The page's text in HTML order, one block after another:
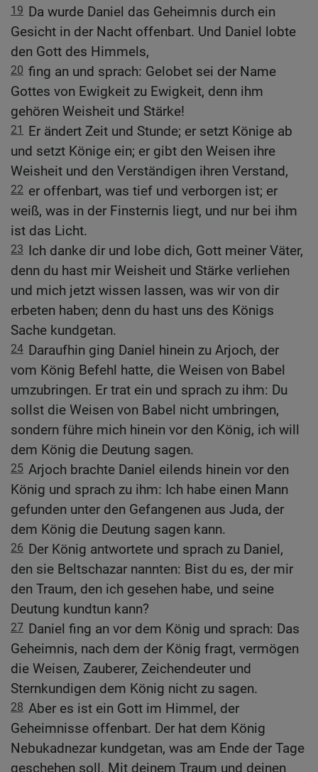
19 Da wurde Daniel das Geheimnis durch ein
Gesicht in der Nacht offenbart. Und Daniel lobte
den Gott des Himmels,
20 fing an und sprach: Gelobet sei der Name
Gottes von Ewigkeit zu Ewigkeit, denn ihm
gehören Weisheit und Stärke!
21
Er ändert Zeit und Stunde; er setzt Könige ab
und setzt Könige ein; er gibt den Weisen ihre
Weisheit und den Verständigen ihren Verstand,
22 er offenbart, was tief und verborgen ist; er
weiß, was in der Finsternis liegt, und nur bei ihm
ist das Licht.
23 Ich danke dir und lobe dich, Gott meiner Väter,
denn du hast mir Weisheit und Stärke verliehen
und mich jetzt wissen lassen, was wir von dir
erbeten haben; denn du hast uns des Königs
Sache kundgetan.
24 Daraufhin ging Daniel hinein zu Arjoch, der
vom König Befehl hatte, die Weisen von Babel
umzubringen. Er trat ein und sprach zu ihm: Du
sollst die Weisen von Babel nicht umbringen,
sondern führe mich hinein vor den König, ich will
dem König die Deutung sagen.
25 Arjoch brachte Daniel eilends hinein vor den
König und sprach zu ihm: Ich habe einen Mann
gefunden unter den Gefangenen aus Juda, der
dem König die Deutung sagen kann.
26 Der König antwortete und sprach zu Daniel,
den sie Beltschazar nannten: Bist du es, der mir
den Traum, den ich gesehen habe, und seine
Deutung kundtun kann?
27 Daniel fing an vor dem König und sprach: Das
Geheimnis, nach dem der König fragt, vermögen
die Weisen, Zauberer, Zeichendeuter und
Sternkundigen dem König nicht zu sagen.
28 Aber es ist ein Gott im Himmel, der
Geheimnisse offenbart. Der hat dem König
Nebukadnezar kundgetan, was am Ende der Tage
geschehen soll. Mit deinem Traum und deinen